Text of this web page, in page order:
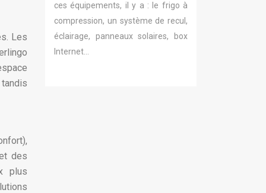
Les
des
plus
ces équipements, il y a : le frigo à
compression, un système de recul,
éclairage, panneaux solaires, box
Internet…